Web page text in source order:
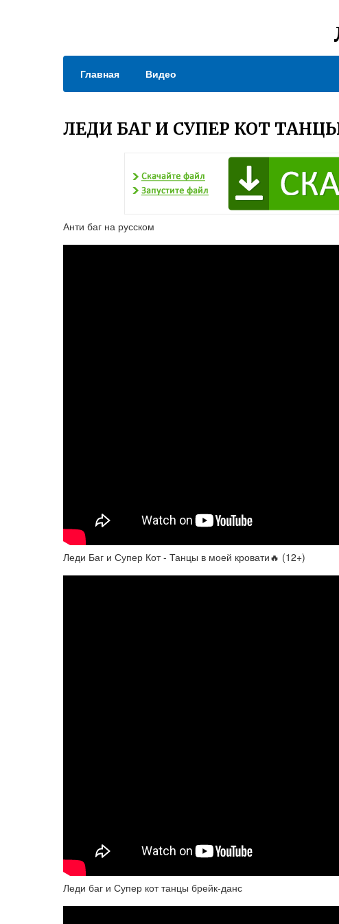
Главная Видео
ЛЕДИ БАГ И СУПЕР КОТ
Анти баг на русском
Леди Баг и Супер Кот - Танцы в моей кровати🔥 (12+)
Леди баг и Супер кот танцы брейк-данс